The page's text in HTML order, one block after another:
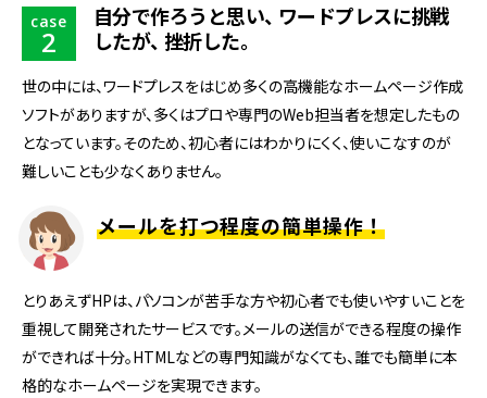
case
2
自分で作ろうと思い、 ワードプレスに挑戦
したが、 挫折した。
世の中には、ワードプレスをはじめ多くの高機能なホームページ作成
ソフトがありますが、多くはプロや専門のWeb担当者を想定したもの
となっています。そのため、初心者にはわかりにくく、使いこなすのが
難しいことも少なくありません。
メールを打つ程度の簡単操作！
とりあえずHPは、パソコンが苦手な方や初心者でも使いやすいことを
重視して開発されたサービスです。メールの送信ができる程度の操作
ができれば十分。HTMLなどの専門知識がなくても、誰でも簡単に本
格的なホームページを実現できます。